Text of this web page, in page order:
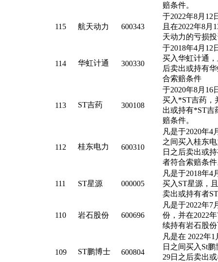
赔条件。
115 航天动力 600343
于2022年8月12
且在2022年8月
天动力的亏损
114 华虹计通 300330
于2018年4月12
买入华虹计通
后卖出或持有
合索赔条件
113 ST吉药 300108
于2020年8月16
买入*ST吉药，
出或持有*ST吉
赔条件。
112 桂东电力 600310
凡是于2020年4
之间买入桂东
日之后卖出或
者符合索赔条
111 ST星源 000005
凡是于2018年4
买入ST星源，
卖出或持有者
110 岩石股份 600696
凡是于2022年7
份，并在2022
续持有岩石股
109 ST鹏博士 600804
凡是在 2022年
日之间买入St
29日之后卖出